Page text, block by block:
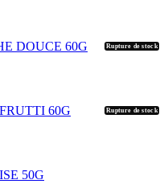
Rupture de stock
Rupture de stock